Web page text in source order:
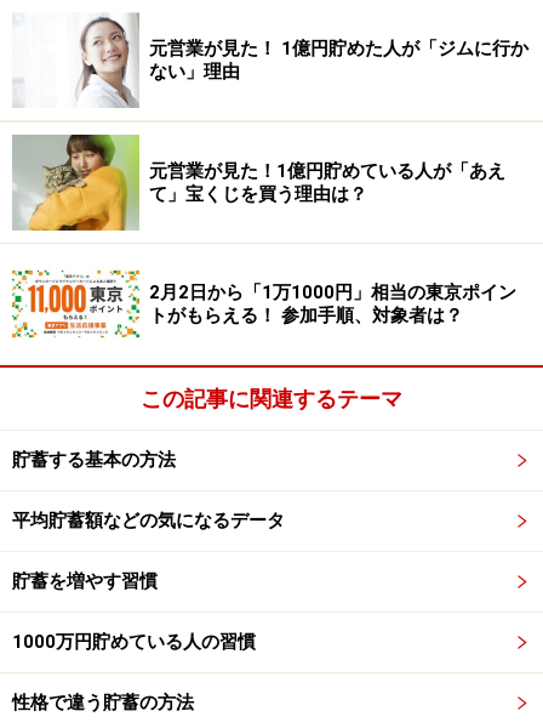
ンド（＝アクティブファンド）にお金を預けると運用手
数料が毎年何％かかかりますが、インデックス投資なら
コンマ数パーセントで済むのです。
しかし、いくら運用手数料が安くても、インデックスそ
のものが割高だと、せっかくのコスト優位が台無しで
す。インデックス投資はバブルにとても弱いのです。
本来、インデックス投資は「低コスト」かつ「幅広く分
散」されているので、失敗しにくいです。しかし、失敗
しにくいはずのインデックス投資で「いま人気で割高な
指数に一点集中で投資する」みたいに、
みずから長所を
消すような投資を選ぶ方
ると「高確率で痛い目を見そうだけれど、大丈夫かな
ー？」と心配になります。
最近では「オルカン」などの全世界に分散する株式型投
資信託が特に人気ですが、逆に債券型投資信託は下火と
いう印象があります。足元の利上げで債券金利も上がっ
ているので、株式よりも債券のほうがうまみが増してい
るはずなのですが……。
元営業が見た！ 1億円貯めた人が「ジムに行か
ない」理由
元営業が見た！1億円貯めている人が「あえ
て」宝くじを買う理由は？
2月2日から「1万1000円」相当の東京ポイン
トがもらえる！ 参加手順、対象者は？
この記事に関連するテーマ
貯蓄する基本の方法
平均貯蓄額などの気になるデータ
貯蓄を増やす習慣
1000万円貯めている人の習慣
性格で違う貯蓄の方法